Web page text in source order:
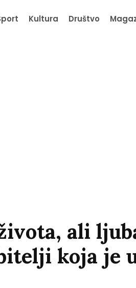
Kultura Društvo
ali
koja je